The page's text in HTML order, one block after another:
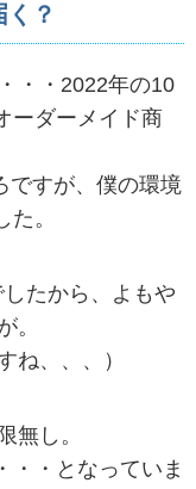
？
・・2022年の10
ーダーメイド商
ですが、僕の環境
。
たから、よもや
。
ね、、、）
無し。
・・となっていま